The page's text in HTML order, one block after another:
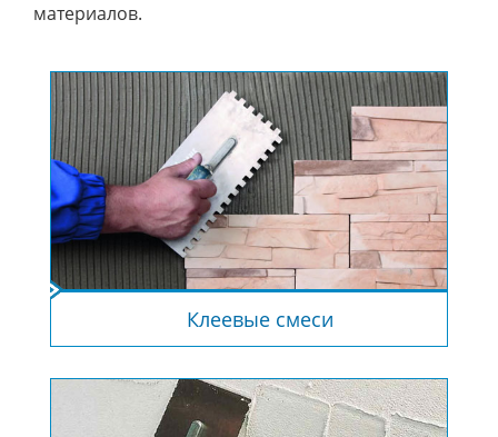
материалов.
Клеевые смеси